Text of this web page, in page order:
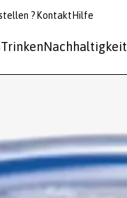
? Kontakt Hilfe
TrinkenNachhaltigkeit